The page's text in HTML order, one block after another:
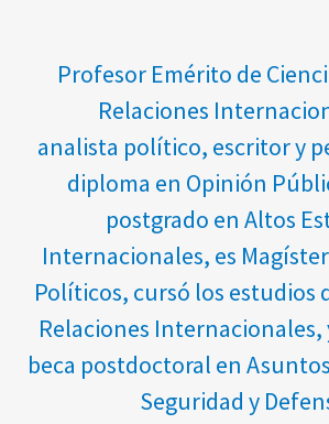
Profesor Emérito de
Relaciones
analista político, escritor y
diploma en Opinión
postgrado en Altos
Internacionales, es
Políticos, cursó los estudios
Relaciones Internacionales,
beca postdoctoral en
Seguridad y